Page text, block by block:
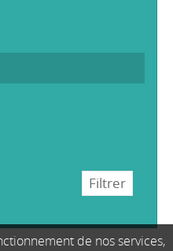
de nos services,